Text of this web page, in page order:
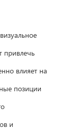
привлечь
влияет на
позиции
и